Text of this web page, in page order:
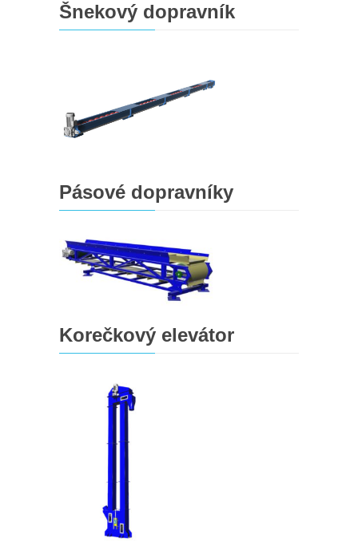
Šnekový dopravník
Pásové dopravníky
Korečkový elevátor